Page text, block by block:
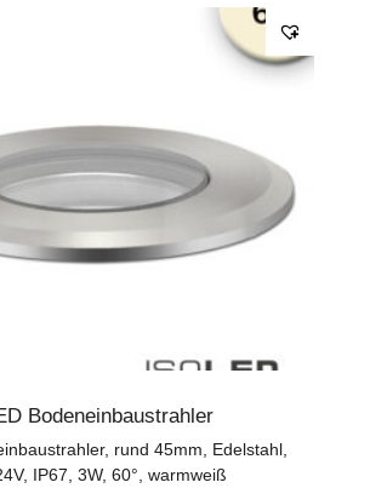
Bodeneinbaustrahler
rund 45mm, Edelstahl,
IP67, 3W, 60°, warmweiß